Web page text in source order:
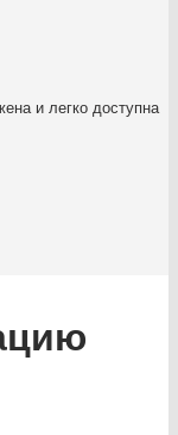
и легко доступна